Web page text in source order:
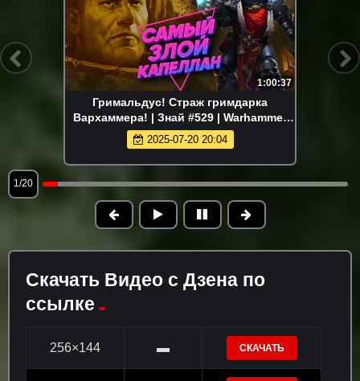
1:00:37
Гримальдус! Страж гримдарка
Вархаммера! | Знай #529 | Warhammer
40000
2025-07-20 20:04
1/20
Скачать Видео с Дзена по
ссылке
256×144 ▬ СКАЧАТЬ